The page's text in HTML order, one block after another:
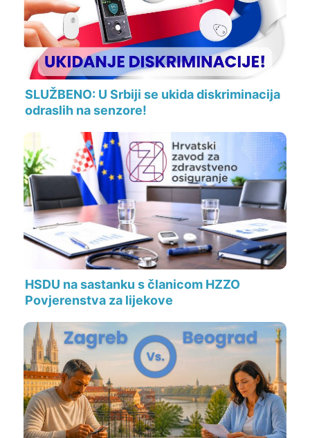
SLUŽBENO: U Srbiji se ukida diskriminacija
odraslih na senzore!
HSDU na sastanku s članicom HZZO
Povjerenstva za lijekove